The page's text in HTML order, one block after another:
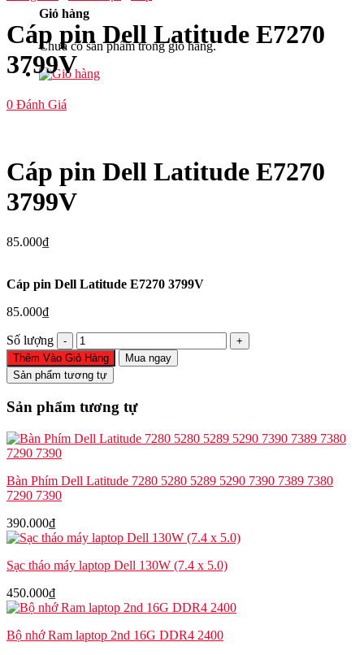
Giỏ hàng
Chưa có sản phẩm trong giỏ hàng.
Cáp pin Dell Latitude E7270
3799V
0 Đánh Giá
Cáp pin Dell Latitude E7270
3799V
85.000₫
Cáp pin Dell Latitude E7270 3799V
85.000₫
Số lượng
Cáp
pin
Dell
Latitude
3799V
lượng
Thêm Vào Giỏ Hàng
Mua ngay
Sản phẩm tương tự
Sản phẩm tương tự
Bàn Phím Dell Latitude 7280 5280 5289 5290 7390 7389 7380
7290 7390
390.000₫
Sạc tháo máy laptop Dell 130W (7.4 x 5.0)
450.000₫
Bộ nhớ Ram laptop 2nd 16G DDR4 2400